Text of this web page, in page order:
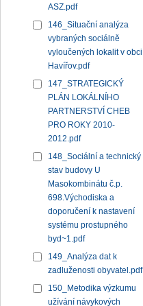
ASZ.pdf
146_Situační analýza
vybraných sociálně
vyloučených lokalit v obci
Havířov.pdf
147_STRATEGICKÝ
PLÁN LOKÁLNÍHO
PARTNERSTVÍ CHEB
PRO ROKY 2010-
2012.pdf
148_Sociální a technický
stav budovy U
Masokombinátu č.p.
698.Východiska a
doporučení k nastavení
systému prostupného
byd~1.pdf
149_Analýza dat k
zadluženosti obyvatel.pdf
150_Metodika výzkumu
užívání návykových